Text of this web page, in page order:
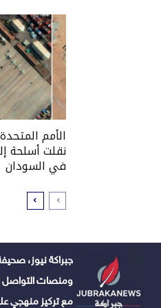
الأمم
نقلت أسلحة
في السودان
جبراكة نيوز،
ومنصات التواصل
مع تركيز منهجي